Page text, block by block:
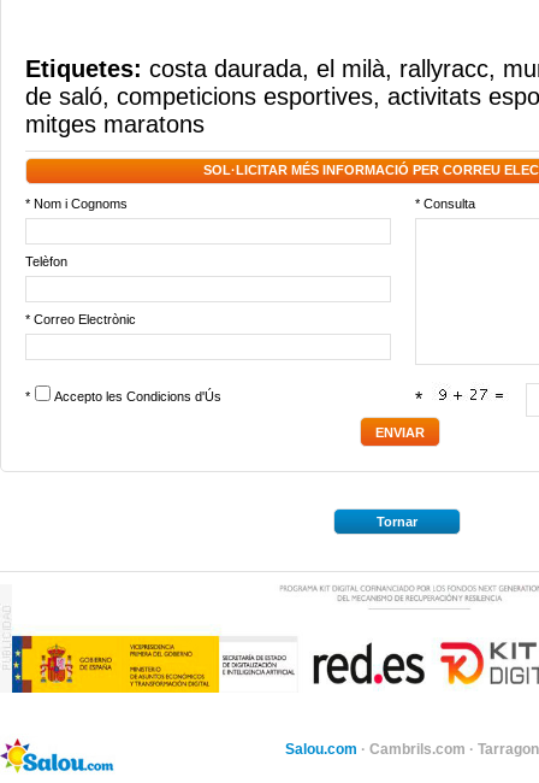
Etiquetes: costa daurada, el milà, rallyracc,
de saló, competicions esportives, activitats
mitges maratons
SOL·LICITAR MÉS INFORMACIÓ PER CORREU
* Nom i Cognoms * Consulta
Telèfon
* Correo Electrònic
* Accepto les Condicions d'Ús *
Tornar
Salou.com · Cambrils.com ·